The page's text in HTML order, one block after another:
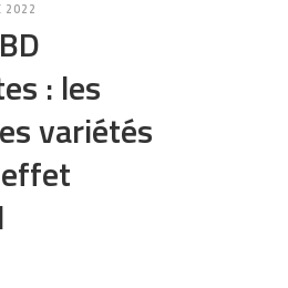
2022
: les
variétés